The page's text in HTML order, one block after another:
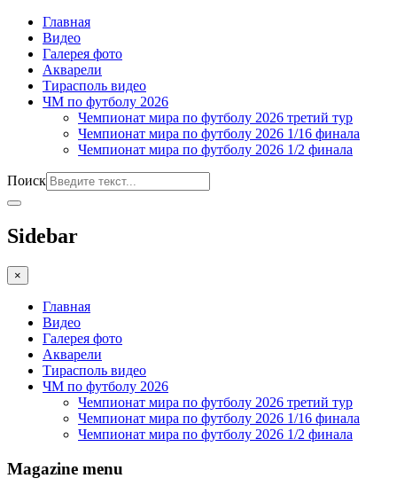
Главная
Видео
Галерея фото
Акварели
Тирасполь видео
ЧМ по футболу 2026
Чемпионат мира по футболу 2026 третий тур
Чемпионат мира по футболу 2026 1/16 финала
Чемпионат мира по футболу 2026 1/2 финала
Поиск
Sidebar
×
Главная
Видео
Галерея фото
Акварели
Тирасполь видео
ЧМ по футболу 2026
Чемпионат мира по футболу 2026 третий тур
Чемпионат мира по футболу 2026 1/16 финала
Чемпионат мира по футболу 2026 1/2 финала
Magazine menu